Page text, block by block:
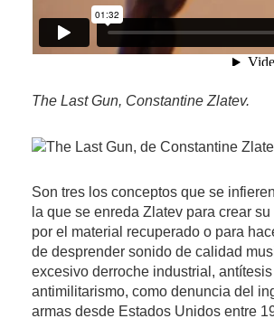
The Last Gun, Constantine Zlatev.
Son tres los conceptos que se
la que se enreda Zlatev para crear
por el material recuperado o para
de desprender sonido de calidad
excesivo derroche industrial,
antimilitarismo, como denuncia del
armas desde Estados Unidos entre